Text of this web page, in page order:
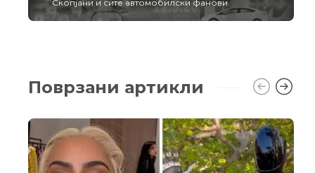
Скопјани и сите автомобилски фанови
Поврзани артикли